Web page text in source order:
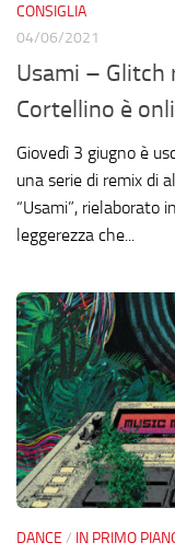
CONSIGLIA
04/06/2021
Usami –
Cortellino è
Giovedì 3 giugno è
una serie di remix di
“Usami”, rielaborato
leggerezza che...
DANCE / IN PRIMO